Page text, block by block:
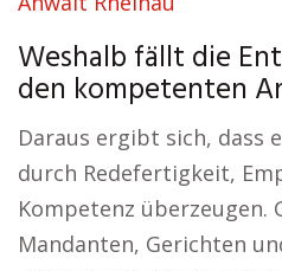
Weshalb fällt die
den kompetenten
Daraus ergibt sich, dass
durch Redefertigkeit,
Kompetenz überzeugen.
Mandanten, Gerichten